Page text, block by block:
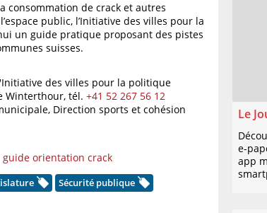
consommation de crack et autres
public, l’Initiative des villes pour la
un guide pratique proposant des pistes
suisses.
des villes pour la politique
Winterthour, tél. +41 52 267 56 12
Direction sports et cohésion
orientation crack
Sécurité publique
Le
e-
app